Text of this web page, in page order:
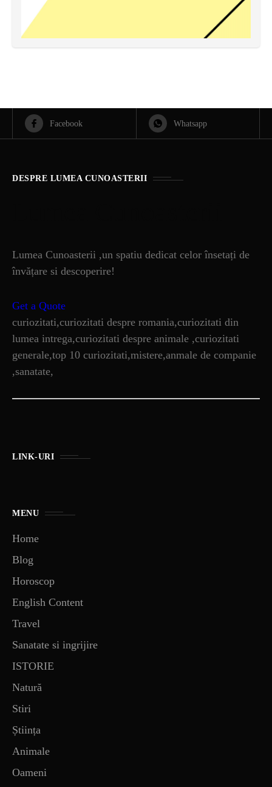
Facebook Whatsapp
DESPRE LUMEA CUNOASTERII
Lumea Cunoasterii ,un spatiu dedicat celor însetați de
învățare si descoperire!
Get a Quote
curiozitati,curiozitati despre romania,curiozitati din
lumea intrega,curiozitati despre animale ,curiozitati
generale,top 10 curiozitati,mistere,anmale de companie
,sanatate,
LINK-URI
MENU
Home
Blog
Horoscop
English Content
Travel
Sanatate si ingrijire
ISTORIE
Natură
Stiri
Știința
Animale
Oameni